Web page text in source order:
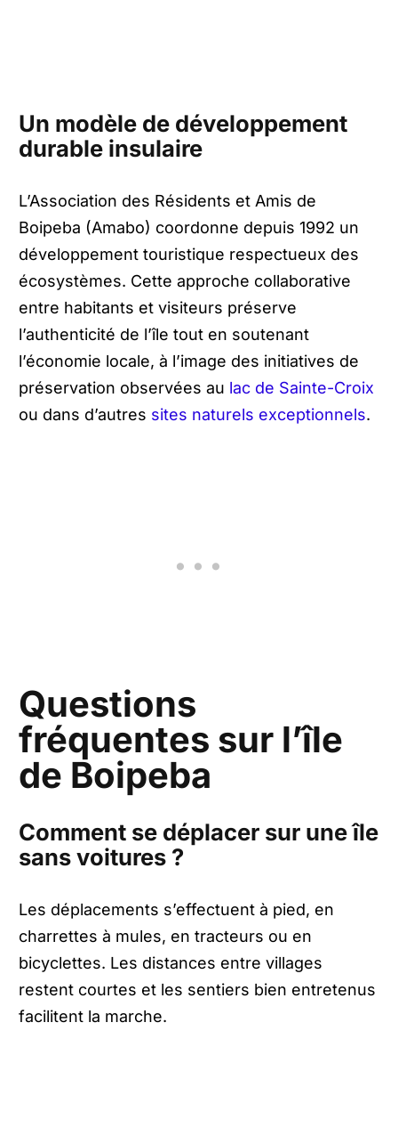
Un modèle de développement
durable insulaire
L’Association des Résidents et Amis de
Boipeba (Amabo) coordonne depuis 1992 un
développement touristique respectueux des
écosystèmes. Cette approche collaborative
entre habitants et visiteurs préserve
l’authenticité de l’île tout en soutenant
l’économie locale, à l’image des initiatives de
préservation observées au lac de Sainte-Croix
ou dans d’autres sites naturels exceptionnels.
Questions
fréquentes sur l’île
de Boipeba
Comment se déplacer sur une île
sans voitures ?
Les déplacements s’effectuent à pied, en
charrettes à mules, en tracteurs ou en
bicyclettes. Les distances entre villages
restent courtes et les sentiers bien entretenus
facilitent la marche.